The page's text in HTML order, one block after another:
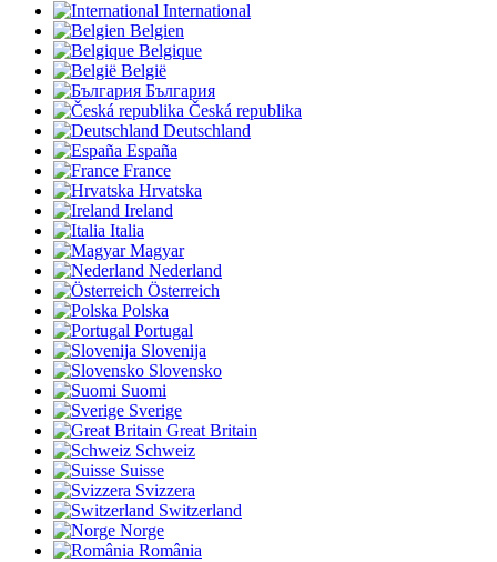
International
Belgien
Belgique
België
България
Česká republika
Deutschland
España
France
Hrvatska
Ireland
Italia
Magyar
Nederland
Österreich
Polska
Portugal
Slovenija
Slovensko
Suomi
Sverige
Great Britain
Schweiz
Suisse
Svizzera
Switzerland
Norge
România